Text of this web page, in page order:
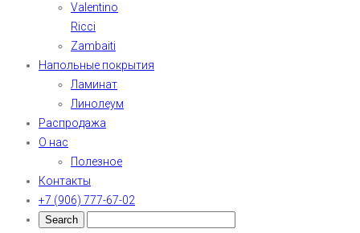
Valentino
Ricci
Zambaiti
Напольные покрытия
Ламинат
Линолеум
Распродажа
О нас
Полезное
Контакты
+7 (906) 777-67-02